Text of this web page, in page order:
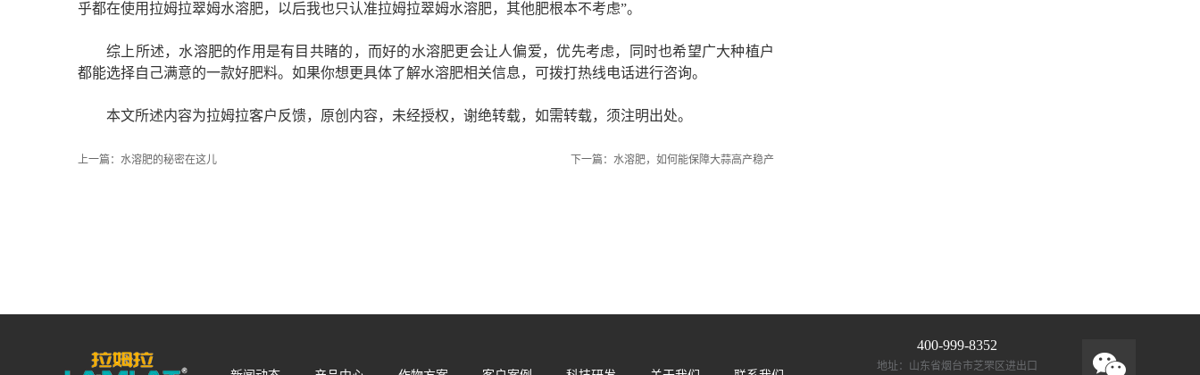
乎都在使用拉姆拉翠姆水溶肥，以后我也只认准拉姆拉翠姆水溶肥，其他肥根本不考虑”。
综上所述，水溶肥的作用是有目共睹的，而好的水溶肥更会让人偏爱，优先考虑，同时也希望广大种植户
都能选择自己满意的一款好肥料。如果你想更具体了解水溶肥相关信息，可拨打热线电话进行咨询。
本文所述内容为拉姆拉客户反馈，原创内容，未经授权，谢绝转载，如需转载，须注明出处。
上一篇： 水溶肥的秘密在这儿 下一篇： 水溶肥，如何能保障大蒜高产稳产
400-999-8352
地址：山东省烟台市芝罘区进出口